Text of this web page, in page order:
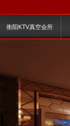
衡阳KTV真空会所